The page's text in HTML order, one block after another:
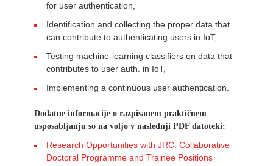
for user authentication,
Identification and collecting the proper data that
can contribute to authenticating users in IoT,
Testing machine-learning classifiers on data that
contributes to user auth. in IoT,
Implementing a continuous user authentication.
Dodatne informacije o razpisanem praktičnem
usposabljanju so na voljo v naslednji PDF datoteki:
Research Opportunities with JRC: Collaborative
Doctoral Programme and Trainee Positions